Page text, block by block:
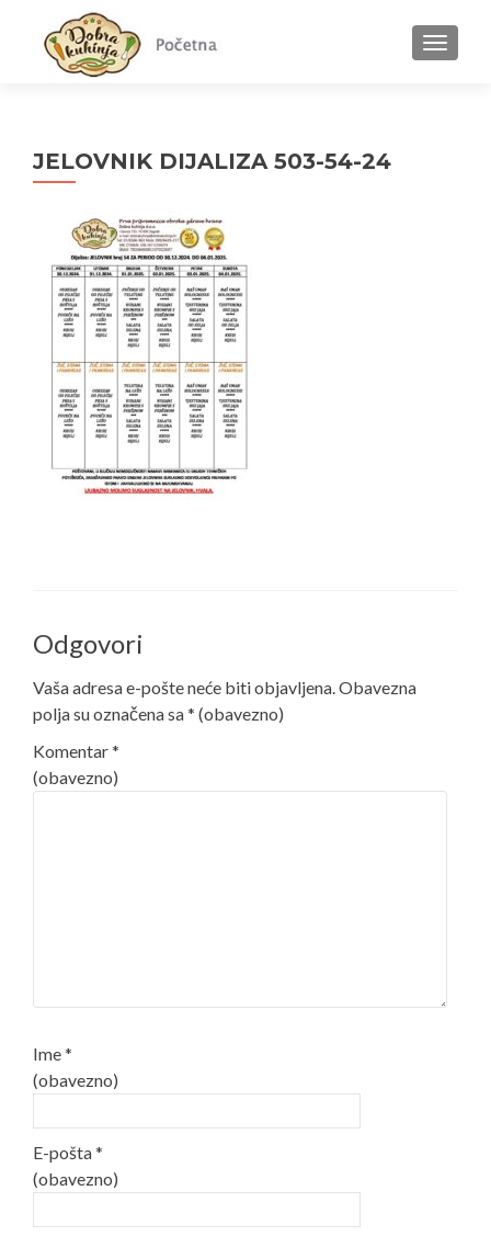
MENU
JELOVNIK DIJALIZA 503-54-24
Odgovori
Vaša adresa e-pošte neće biti objavljena.Obavezna
polja su označena sa* (obavezno)
Komentar*
(obavezno)
Ime*
(obavezno)
E-pošta*
(obavezno)